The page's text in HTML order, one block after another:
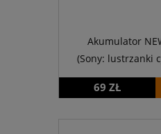
Akumulator
(Sony: lustrzanki
69 ZŁ